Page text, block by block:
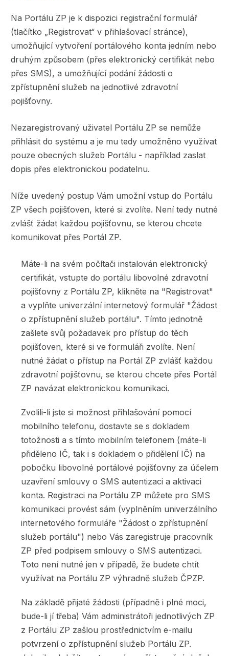
Na Portálu ZP je k dispozici registrační formulář
(tlačítko „Registrovat“ v přihlašovací stránce),
umožňující vytvoření portálového konta jedním nebo
druhým způsobem (přes elektronický certifikát nebo
přes SMS), a umožňující podání žádosti o
zpřístupnění služeb na jednotlivé zdravotní
pojišťovny.
Nezaregistrovaný uživatel Portálu ZP se nemůže
přihlásit do systému a je mu tedy umožněno využívat
pouze obecných služeb Portálu - například zaslat
dopis přes elektronickou podatelnu.
Níže uvedený postup Vám umožní vstup do Portálu
ZP všech pojišťoven, které si zvolíte. Není tedy nutné
zvlášť žádat každou pojišťovnu, se kterou chcete
komunikovat přes Portál ZP.
Máte-li na svém počítači instalován elektronický
certifikát, vstupte do portálu libovolné zdravotní
pojišťovny z Portálu ZP, klikněte na "Registrovat"
a vyplňte univerzální internetový formulář "Žádost
o zpřístupnění služeb portálu". Tímto jednotně
zašlete svůj požadavek pro přístup do těch
pojišťoven, které si ve formuláři zvolíte. Není
nutné žádat o přístup na Portál ZP zvlášť každou
zdravotní pojišťovnu, se kterou chcete přes Portál
ZP navázat elektronickou komunikaci.
Zvolili-li jste si možnost přihlašování pomocí
mobilního telefonu, dostavte se s dokladem
totožnosti a s tímto mobilním telefonem (máte-li
přiděleno IČ, tak i s dokladem o přidělení IČ) na
pobočku libovolné portálové pojišťovny za účelem
uzavření smlouvy o SMS autentizaci a aktivaci
konta. Registraci na Portálu ZP můžete pro SMS
komunikaci provést sám (vyplněním univerzálního
internetového formuláře "Žádost o zpřístupnění
služeb portálu") nebo Vás zaregistruje pracovník
ZP před podpisem smlouvy o SMS autentizaci.
Toto není nutné jen v případě, že budete chtít
využívat na Portálu ZP výhradně služeb ČPZP.
Na základě přijaté žádosti (případně i plné moci,
bude-li jí třeba) Vám administrátoři jednotlivých ZP
z Portálu ZP zašlou prostřednictvím e-mailu
potvrzení o zpřístupnění služeb Portálu ZP.